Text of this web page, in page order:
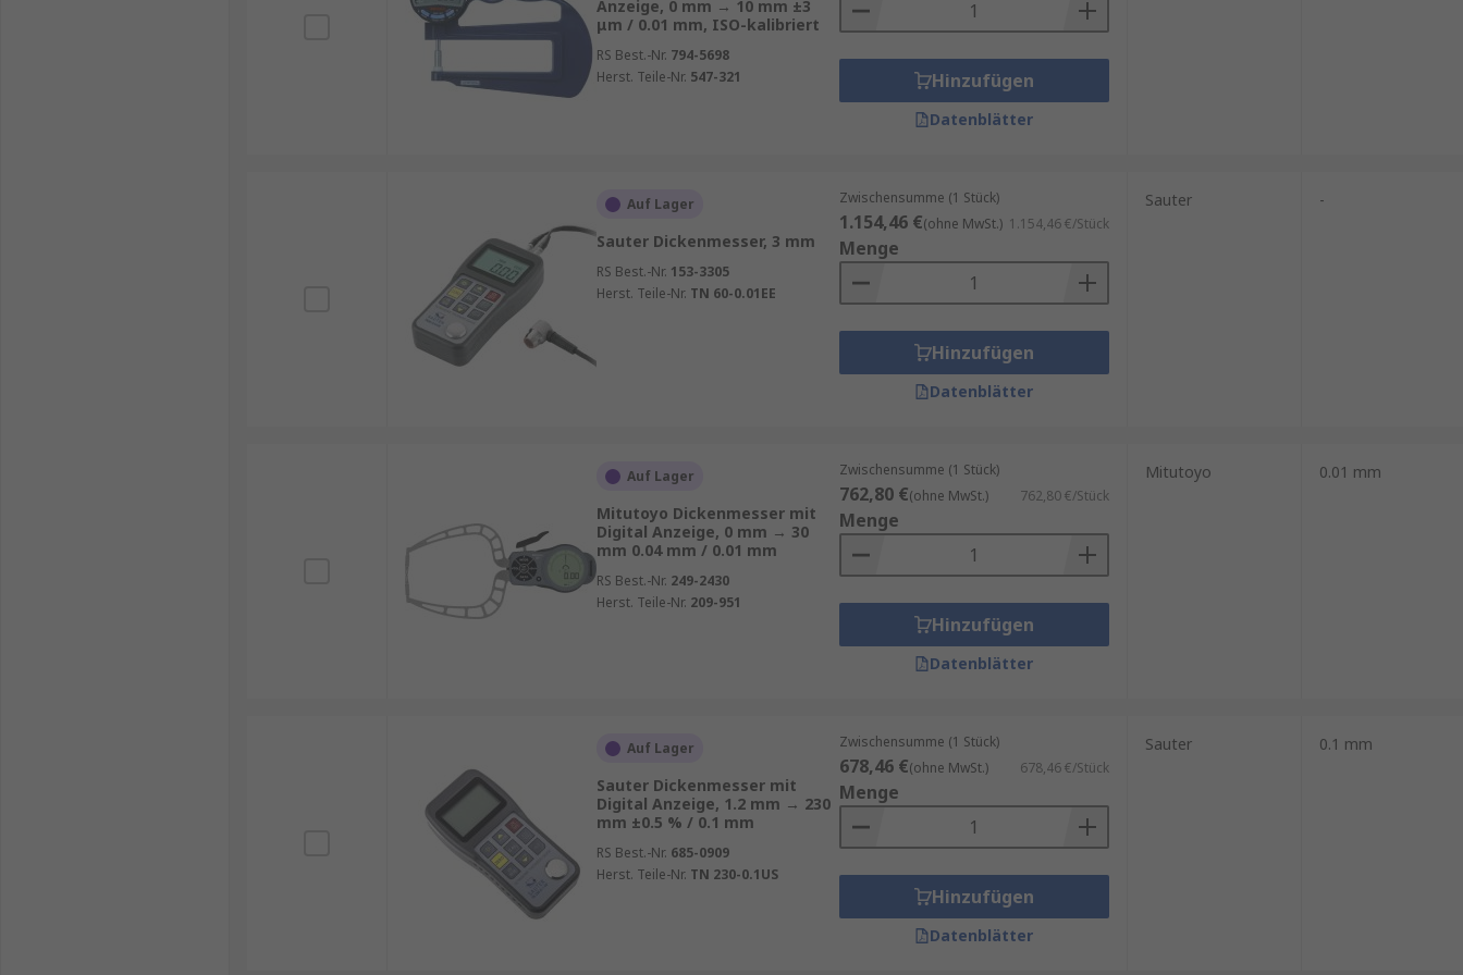
Anzeige, 0 mm → 10 mm ±3
μm / 0.01 mm, ISO-kalibriert
RS Best.-Nr. 794-5698
Herst. Teile-Nr. 547-321 Hinzufügen
Datenblätter
Auf Lager
Sauter Dickenmesser, 3 mm
RS Best.-Nr. 153-3305
Herst. Teile-Nr. TN 60-0.01EE
Zwischensumme (1 Stück)
1.154,46 €(ohne MwSt.) 1.154,46 €/Stück
Menge
Hinzufügen
Datenblätter
Sauter -
Auf Lager
Mitutoyo Dickenmesser mit
Digital Anzeige, 0 mm → 30
mm 0.04 mm / 0.01 mm
RS Best.-Nr. 249-2430
Herst. Teile-Nr. 209-951
Zwischensumme (1 Stück)
762,80 €(ohne MwSt.) 762,80 €/Stück
Menge
Hinzufügen
Datenblätter
Mitutoyo 0.01 mm
Auf Lager
Sauter Dickenmesser mit
Digital Anzeige, 1.2 mm → 230
mm ±0.5 % / 0.1 mm
RS Best.-Nr. 685-0909
Herst. Teile-Nr. TN 230-0.1US
Zwischensumme (1 Stück)
678,46 €(ohne MwSt.) 678,46 €/Stück
Menge
Hinzufügen
Datenblätter
Sauter 0.1 mm